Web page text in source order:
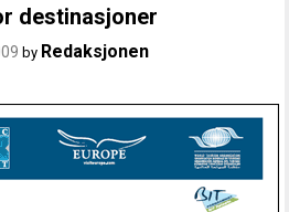
destinasjoner
by Redaksjonen